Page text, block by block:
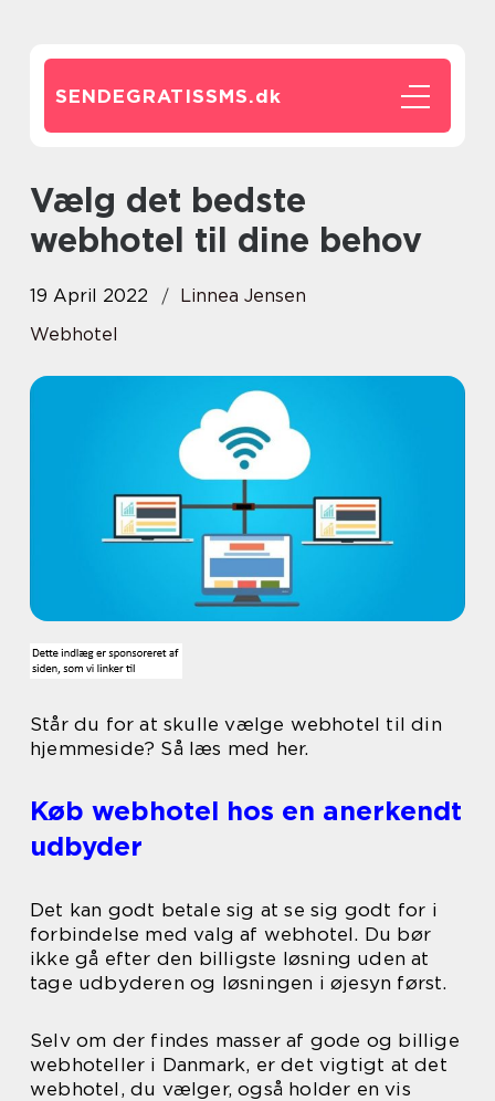
SENDEGRATISSMS.dk
Vælg det bedste
webhotel til dine behov
19 April 2022
Linnea Jensen
Webhotel
Står du for at skulle vælge webhotel til din
hjemmeside? Så læs med her.
Køb webhotel hos en anerkendt
udbyder
Det kan godt betale sig at se sig godt for i
forbindelse med valg af webhotel. Du bør
ikke gå efter den billigste løsning uden at
tage udbyderen og løsningen i øjesyn først.
Selv om der findes masser af gode og billige
webhoteller i Danmark, er det vigtigt at det
webhotel, du vælger, også holder en vis